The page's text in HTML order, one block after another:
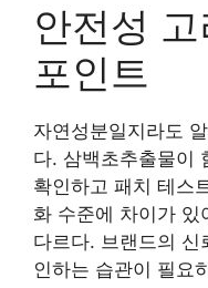
안전성
포인트
자연성분일지라도
다. 삼백초추출물이
확인하고 패치 테스
화 수준에 차이가
다르다. 브랜드의
인하는 습관이 필요